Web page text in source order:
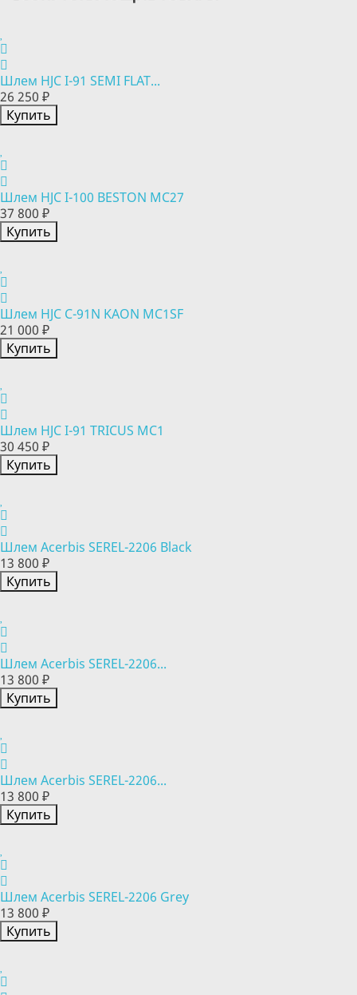
Шлем HJC I-91 SEMI FLAT...
26 250 ₽
Купить
Шлем HJC I-100 BESTON MC27
37 800 ₽
Купить
Шлем HJC C-91N KAON MC1SF
21 000 ₽
Купить
Шлем HJC I-91 TRICUS MC1
30 450 ₽
Купить
Шлем Acerbis SEREL-2206 Black
13 800 ₽
Купить
Шлем Acerbis SEREL-2206...
13 800 ₽
Купить
Шлем Acerbis SEREL-2206...
13 800 ₽
Купить
Шлем Acerbis SEREL-2206 Grey
13 800 ₽
Купить